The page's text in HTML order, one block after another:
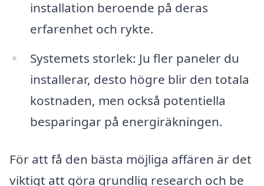
installation beroende på deras
erfarenhet och rykte.
Systemets storlek: Ju fler paneler du
installerar, desto högre blir den totala
kostnaden, men också potentiella
besparingar på energiräkningen.
För att få den bästa möjliga affären är det
viktigt att göra grundlig research och be